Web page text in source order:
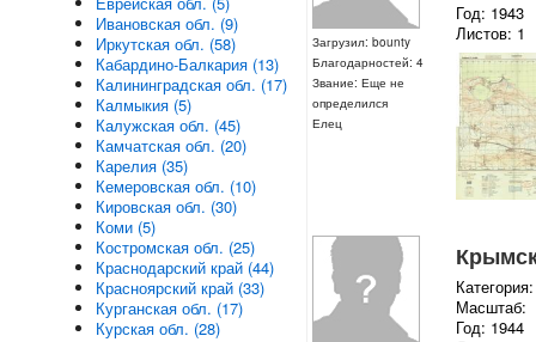
Загрузил: bounty
Благодарностей: 4
Звание: Еще не
определился
Елец
Год: 1943
Листов: 1
Масштаб:
Год: 1944
Ивановская обл. (9)
Иркутская обл. (58)
Кабардино-Балкария (13)
Калининградская обл. (17)
Калмыкия (5)
Калужская обл. (45)
Камчатская обл. (20)
Карелия (35)
Кемеровская обл. (10)
Кировская обл. (30)
Коми (5)
Костромская обл. (25)
Краснодарский край (44)
Красноярский край (33)
Курганская обл. (17)
Курская обл. (28)